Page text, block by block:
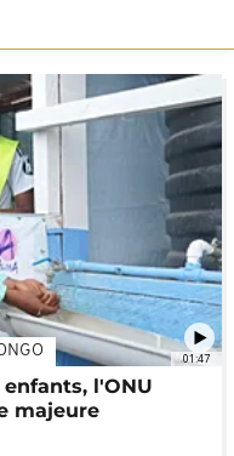
01:47
l'ONU
majeure